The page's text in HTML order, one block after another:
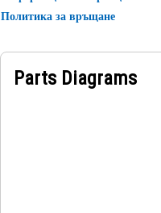
Политика за връщане
Parts Diagrams